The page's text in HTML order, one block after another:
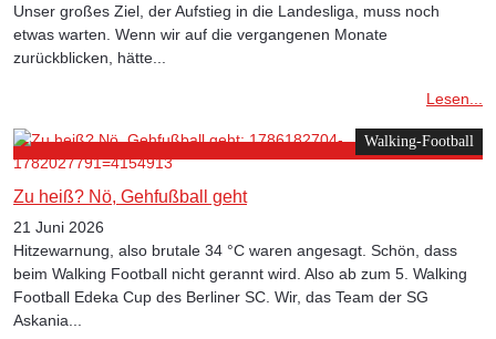
Unser großes Ziel, der Aufstieg in die Landesliga, muss noch
etwas warten. Wenn wir auf die vergangenen Monate
zurückblicken, hätte...
Lesen...
Walking-Football
Zu heiß? Nö, Gehfußball geht
21 Juni 2026
Hitzewarnung, also brutale 34 °C waren angesagt. Schön, dass
beim Walking Football nicht gerannt wird. Also ab zum 5. Walking
Football Edeka Cup des Berliner SC. Wir, das Team der SG
Askania...